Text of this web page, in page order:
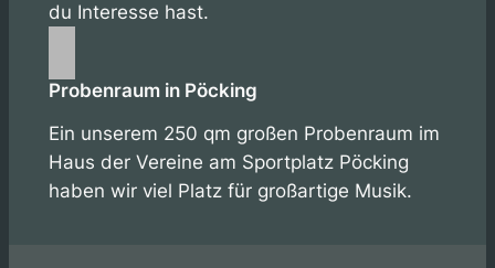
du Interesse hast.
Probenraum in Pöcking
Ein unserem 250 qm großen Probenraum im
Haus der Vereine am Sportplatz Pöcking
haben wir viel Platz für großartige Musik.